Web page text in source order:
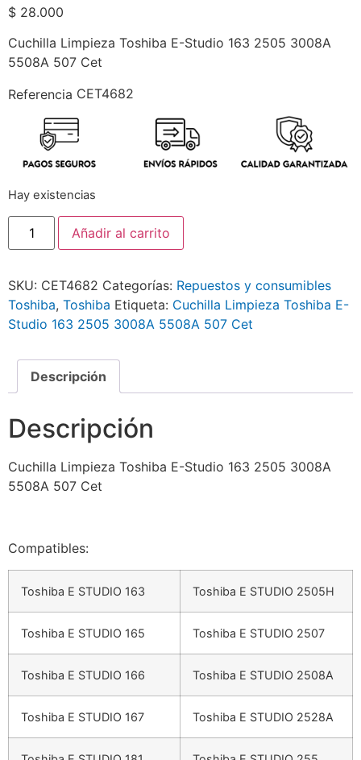
$ 28.000
Cuchilla Limpieza Toshiba E-Studio 163 2505 3008A
5508A 507 Cet
Referencia CET4682
Hay existencias
Añadir al carrito
SKU: CET4682 Categorías: Repuestos y consumibles
Toshiba, Toshiba Etiqueta: Cuchilla Limpieza Toshiba E-
Studio 163 2505 3008A 5508A 507 Cet
Descripción
Descripción
Cuchilla Limpieza Toshiba E-Studio 163 2505 3008A
5508A 507 Cet
Compatibles:
Toshiba E STUDIO 163 Toshiba E STUDIO 2505H
Toshiba E STUDIO 165 Toshiba E STUDIO 2507
Toshiba E STUDIO 166 Toshiba E STUDIO 2508A
Toshiba E STUDIO 167 Toshiba E STUDIO 2528A